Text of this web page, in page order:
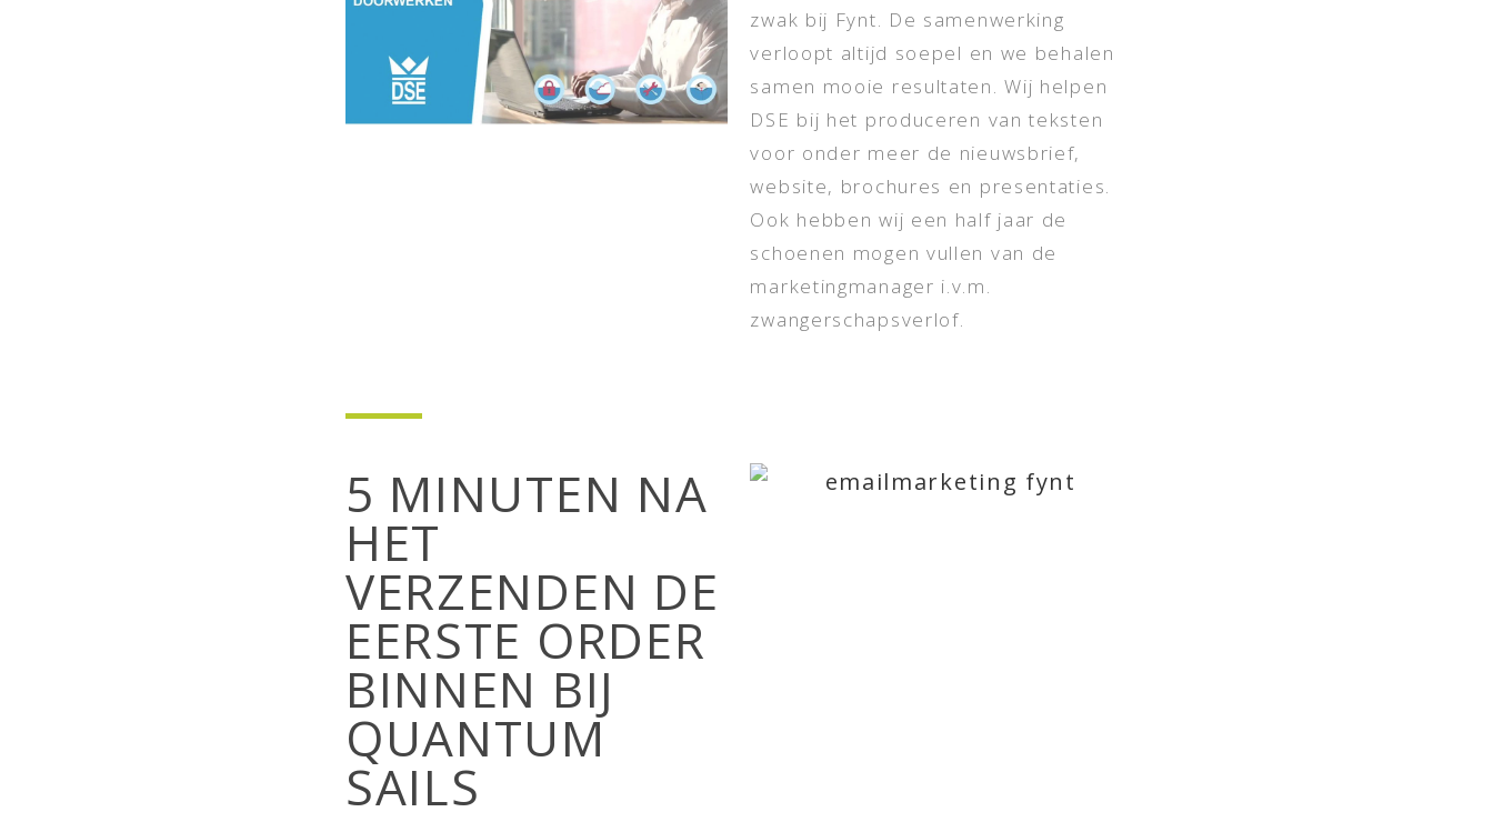
zwak bij Fynt. De samenwerking
verloopt altijd soepel en we behalen
samen mooie resultaten. Wij helpen
DSE bij het produceren van teksten
voor onder meer de nieuwsbrief,
website, brochures en presentaties.
Ook hebben wij een half jaar de
schoenen mogen vullen van de
marketingmanager i.v.m.
zwangerschapsverlof.
5 MINUTEN NA
HET
VERZENDEN DE
EERSTE ORDER
BINNEN BIJ
QUANTUM
SAILS